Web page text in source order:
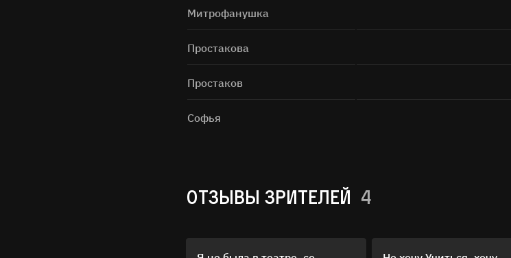
Митрофанушка
Простакова
Простаков
Софья
ОТЗЫВЫ ЗРИТЕЛЕЙ 4